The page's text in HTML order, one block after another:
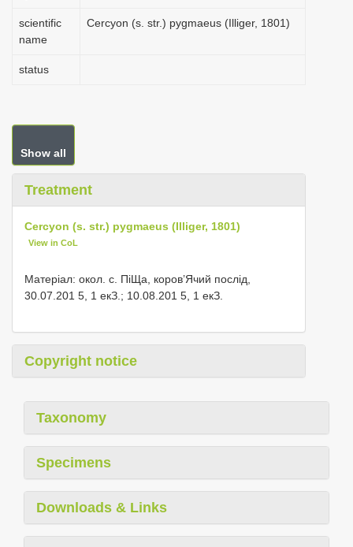
scientific
name
Cercyon (s. str.) pygmaeus (Illiger, 1801)
status
Show all
Treatment
Cercyon (s. str.) pygmaeus (Illiger, 1801)
View in CoL
Матеріал: окол. с. ПіЩа, коров’Ячий послід,
30.07.201 5, 1 екЗ.; 10.08.201 5, 1 екЗ.
Copyright notice
Taxonomy
Specimens
Downloads & Links